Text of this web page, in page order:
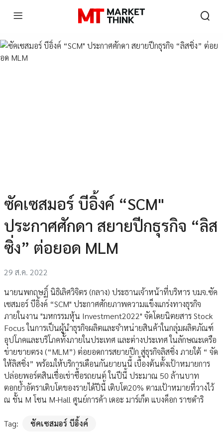
ซัคเซสมอร์ บีอิ้งค์ “SCM"
ประกาศศักดา สยายปีกธุรกิจ “ลิส
ซิ่ง” ต่อยอด MLM
29 ส.ค. 2022
นายนพกฤษฏิ์ นิธิเลิศวิจิตร (กลาง) ประธานเจ้าหน้าที่บริหาร บมจ.ซัค
เซสมอร์ บีอิ้งค์ “SCM" ประกาศศักยภาพความแข็งแกร่งทางธุรกิจ
ภายในงาน "มหกรรมหุ้น Investment2022" จัดโดยนิตยสาร Stock
Focus ในการเป็นผู้นำธุรกิจผลิตและจำหน่ายสินค้าในกลุ่มผลิตภัณฑ์
อุปโภคและบริโภคทั้งภายในประเทศ และต่างประเทศ ในลักษณะเครือ
ข่ายขายตรง (“MLM”) ต่อยอดการสยายปีก สู่ธุรกิจลิสซิ่ง ภายใต้ “ จัด
ให้ลิสซิ่ง” พร้อมให้บริการเดือนกันยายนนี้ เบื้องต้นตั้งเป้าหมายการ
ปล่อยพอร์ตสินเชื่อเช่าซื้อรถยนต์ ในปีนี้ ประมาณ 50 ล้านบาท
ตอกย้ำอัตราเติบโตของรายได้ปีนี้ เติบโต20% ตามเป้าหมายที่วางไว้
ณ ชั้น M โซน M-Hall ศูนย์การค้า เดอะ มาร์เก็ต แบงค็อก ราชดำริ
Tag: ซัคเซสมอร์ บีอิ้งค์